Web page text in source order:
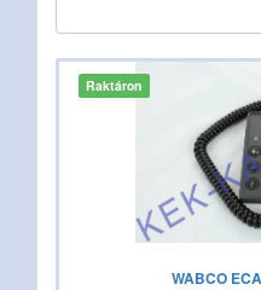
Raktáron
WABCO